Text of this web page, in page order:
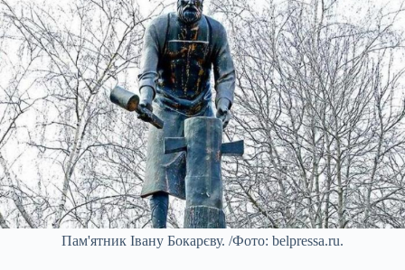
Пам'ятник Івану Бокарєву. /Фото: belpressa.ru.